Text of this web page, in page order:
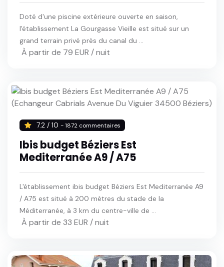
Doté d'une piscine extérieure ouverte en saison,
l'établissement La Gourgasse Vieille est situé sur un
grand terrain privé près du canal du ...
À partir de 79 EUR / nuit
7.2 / 10 - 1872 commentaires
Ibis budget Béziers Est
Mediterranée A9 / A75
L'établissement ibis budget Béziers Est Mediterranée A9
/ A75 est situé à 200 mètres du stade de la
Méditerranée, à 3 km du centre-ville de ...
À partir de 33 EUR / nuit